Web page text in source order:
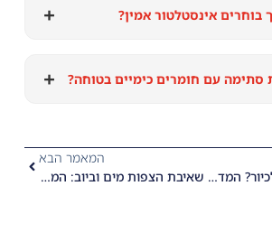
בוחרים אינסטלטור אמין? +
עם חומרים כימיים בטוחה? +
ריח עובש מתחת לכיור? המדריך המלא לזיהוי ותיקון כשל באיטום הסיפון
המאמר הבא
שאיבת הצפות מים וביוב: המדריך המקצועי לטיפול במצבי חירום במבנים